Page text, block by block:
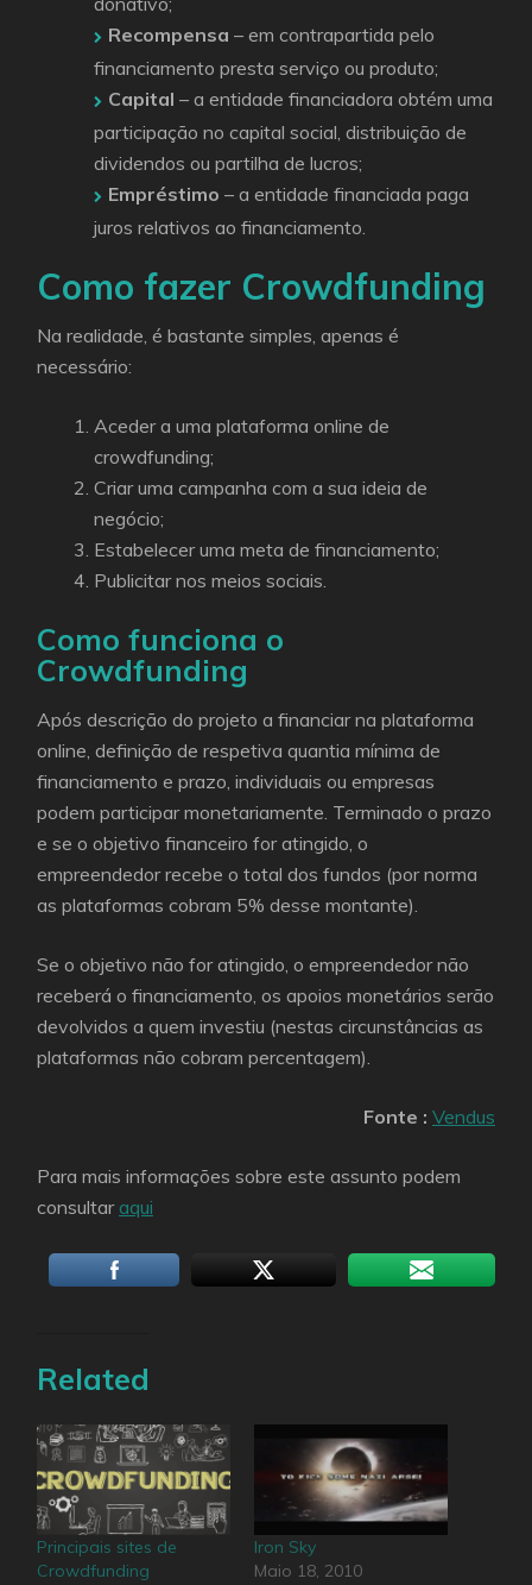
Recompensa – em contrapartida pelo
financiamento presta serviço ou produto;
Capital – a entidade financiadora obtém uma
participação no capital social, distribuição de
dividendos ou partilha de lucros;
Empréstimo – a entidade financiada paga
juros relativos ao financiamento.
Como fazer Crowdfunding
Na realidade, é bastante simples, apenas é
necessário:
Aceder a uma plataforma online de
crowdfunding;
Criar uma campanha com a sua ideia de
negócio;
Estabelecer uma meta de financiamento;
Publicitar nos meios sociais.
Como funciona o
Crowdfunding
Após descrição do projeto a financiar na plataforma
online, definição de respetiva quantia mínima de
financiamento e prazo, individuais ou empresas
podem participar monetariamente. Terminado o prazo
e se o objetivo financeiro for atingido, o
empreendedor recebe o total dos fundos (por norma
as plataformas cobram 5% desse montante).
Se o objetivo não for atingido, o empreendedor não
receberá o financiamento, os apoios monetários serão
devolvidos a quem investiu (nestas circunstâncias as
plataformas não cobram percentagem).
Fonte : Vendus
Para mais informações sobre este assunto podem
consultar aqui
Related
Principais sites de
Crowdfunding
Iron Sky
Maio 18, 2010